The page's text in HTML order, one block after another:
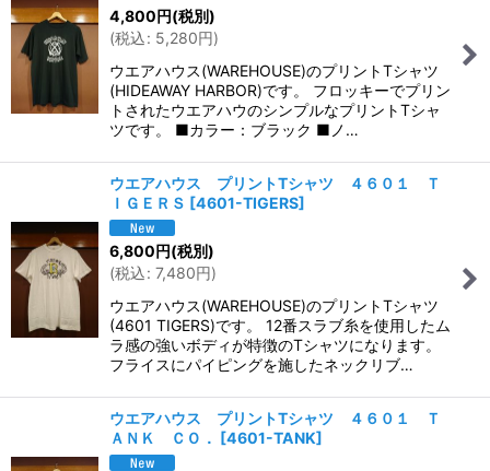
4,800円(税別)
(税込: 5,280円)
ウエアハウス(WAREHOUSE)のプリントTシャツ
(HIDEAWAY HARBOR)です。 フロッキーでプリン
トされたウエアハウのシンプルなプリントTシャ
ツです。 ■カラー：ブラック ■ノ…
ウエアハウス プリントTシャツ ４６０１ Ｔ
ＩＧＥＲＳ [4601-TIGERS]
6,800円(税別)
(税込: 7,480円)
ウエアハウス(WAREHOUSE)のプリントTシャツ
(4601 TIGERS)です。 12番スラブ糸を使用したム
ラ感の強いボディが特徴のTシャツになります。
フライスにパイピングを施したネックリブ…
ウエアハウス プリントTシャツ ４６０１ Ｔ
ＡＮＫ ＣＯ． [4601-TANK]